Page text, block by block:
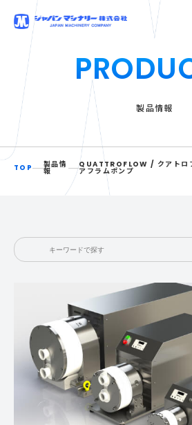
製品情報
TOP 製品情
報
QUATTROFLOW / クアトロ
アフラムポンプ